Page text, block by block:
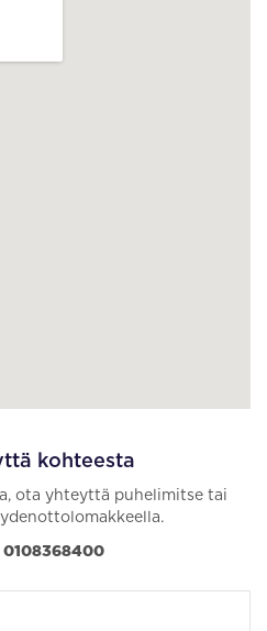
kohteesta
ota yhteyttä puhelimitse tai
0108368400